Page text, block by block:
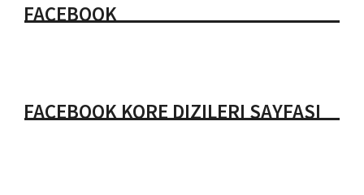
FACEBOOK
FACEBOOK KORE DIZILERI SAYFASI